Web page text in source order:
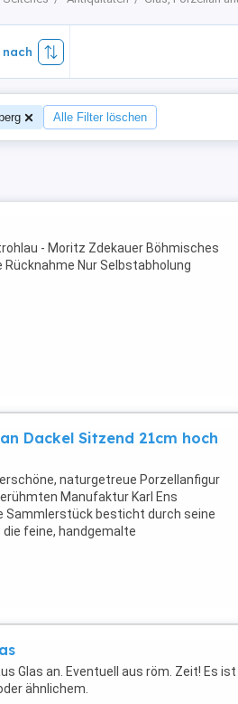
Alle Filter löschen
- Moritz Zdekauer Böhmisches
Nur Selbstabholung
Dackel Sitzend 21cm hoch
naturgetreue Porzellanfigur
Manufaktur Karl Ens
Sammlerstück besticht durch seine
feine, handgemalte
Brauntönen. Zustand: Absolut
Glas an. Eventuell aus röm. Zeit! Es ist
ähnlichem.